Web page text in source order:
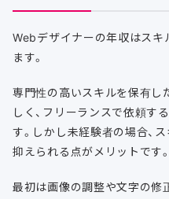
Webデザイナーの年収はスキ
ます。
専門性の高いスキルを保有し
しく、フリーランスで依頼す
す。しかし未経験者の場合、
抑えられる点がメリットです。
最初は画像の調整や文字の修